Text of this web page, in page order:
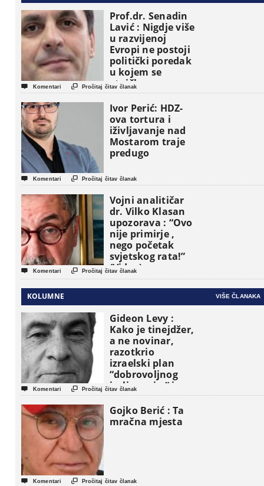
Prof.dr. Senadin
Lavić : Nigdje više
u razvijenoj
Evropi ne postoji
politički poredak
u kojem se
etničke grupe
pojavljuju kao
osnovne
političke jedinice
 Komentari  Pročitaj čitav članak
Ivor Perić: HDZ-
ova tortura i
iživljavanje nad
Mostarom traje
predugo
 Komentari  Pročitaj čitav članak
Vojni analitičar
dr. Vilko Klasan
upozorava : “Ovo
nije primirje ,
nego početak
svjetskog rata!”
(Video)
 Komentari  Pročitaj čitav članak
KOLUMNE VIŠE ČLANAKA
Gideon Levy :
Kako je tinejdžer,
a ne novinar,
razotkrio
izraelski plan
“dobrovoljnog
iseljavanja ” iz
Gaze
 Komentari  Pročitaj čitav članak
Gojko Berić : Ta
mračna mjesta
 Komentari  Pročitaj čitav članak